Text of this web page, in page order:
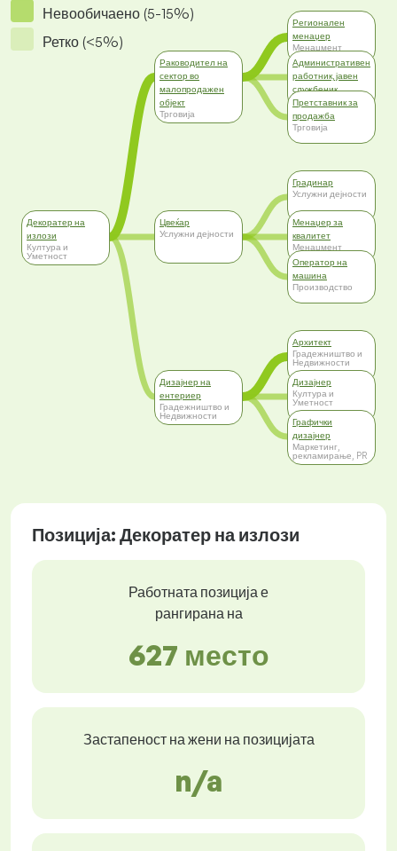
Невообичаено (5-15%)
Ретко (<5%)
Декоратер на
излози
Култура и
Уметност
Раководител на
сектор во
малопродажен
објект
Трговија
Цвеќар
Услужни дејности
Дизајнер на
ентериер
Градежништво и
Недвижности
Регионален
менаџер
Менаџмент
Административен
работник, јавен
службеник
Администрација
Претставник за
продажба
Трговија
Градинар
Услужни дејности
Менаџер за
квалитет
Менаџмент
Оператор на
машина
Производство
Архитект
Градежништво и
Недвижности
Дизајнер
Култура и
Уметност
Графички
дизајнер
Маркетинг,
рекламирање, PR
Позиција: Декоратер на излози
Работната позиција е
рангирана на
627 место
Застапеност на жени на позицијата
n/a